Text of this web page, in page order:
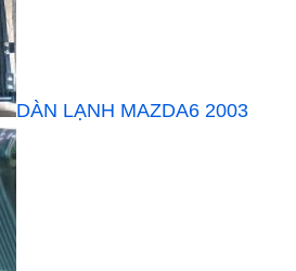
DÀN LẠNH MAZDA6 2003